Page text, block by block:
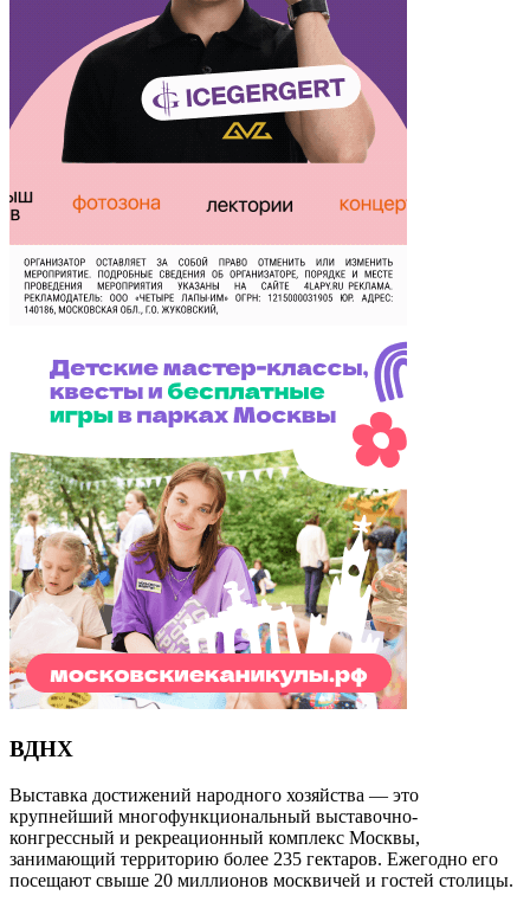
ВДНХ
Выставка достижений народного хозяйства — это
крупнейший многофункциональный выставочно-
конгрессный и рекреационный комплекс Москвы,
занимающий территорию более 235 гектаров. Ежегодно его
посещают свыше 20 миллионов москвичей и гостей столицы.